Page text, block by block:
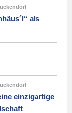
als
einzigartige